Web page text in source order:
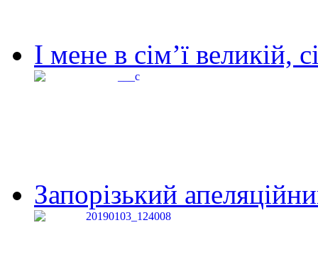
І мене в сім’ї великій,
Запорізький